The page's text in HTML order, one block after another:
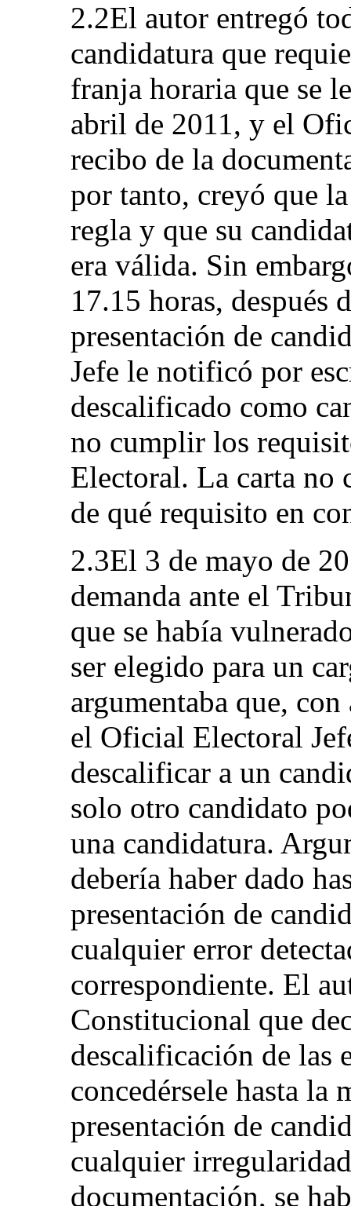
2.2El autor entregó
candidatura que
franja horaria que se
abril de 2011, y el
recibo de la
por tanto, creyó que
regla y que su
era válida. Sin
17.15 horas, después
presentación de
Jefe le notificó por
descalificado como
no cumplir los
Electoral. La carta no
de qué requisito en
2.3El 3 de mayo de
demanda ante el
que se había
ser elegido para un
argumentaba que,
el Oficial Electoral
descalificar a un
solo otro candidato
una candidatura.
debería haber dado
presentación de
cualquier error
correspondiente. El
Constitucional que
descalificación de las
concedérsele hasta la
presentación de
cualquier
documentación, se